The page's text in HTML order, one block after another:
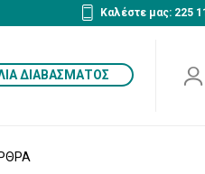
Καλέστε μας: 225
ΔΙΑΒΑΣΜΑΤΟΣ